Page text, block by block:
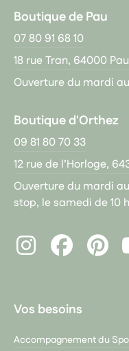
Boutique de Pau
07 80 91 68 10
18 rue Tran, 64000 Pau
Ouverture du mardi
Boutique d'Orthez
09 81 80 70 33
12 rue de l’Horloge,
Ouverture du mardi
stop, le samedi de 10
InstagramFacebook
Vos besoins
Accompagnement du